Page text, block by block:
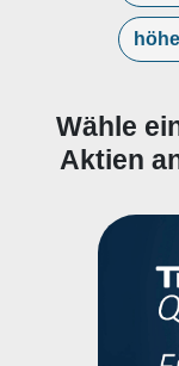
Wähle
Aktien